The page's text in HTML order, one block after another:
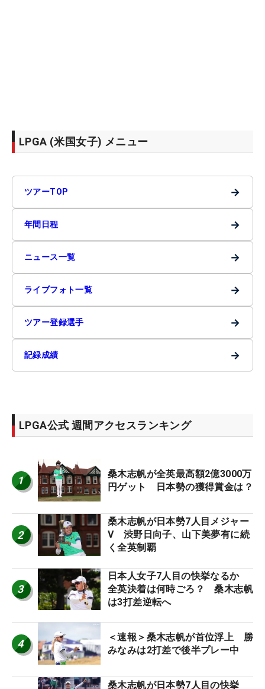
LPGA (米国女子) メニュー
ツアーTOP →
年間日程 →
ニュース一覧 →
ライブフォト一覧 →
ツアー登録選手 →
記録成績 →
LPGA公式 週間アクセスランキング
1
桑木志帆が全英最高額2億3000万
円ゲット 日本勢の獲得賞金は？
2
桑木志帆が日本勢7人目メジャー
V 渋野日向子、山下美夢有に続
く全英制覇
3
日本人女子7人目の快挙なるか
全英決着は何時ごろ？ 桑木志帆
は3打差逆転へ
4
＜速報＞桑木志帆が首位浮上 勝
みなみは2打差で後半プレー中
桑木志帆が日本勢7人目の快挙